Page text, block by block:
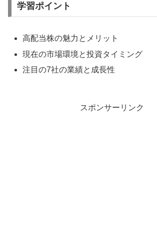
学習ポイント
高配当株の魅力とメリット
現在の市場環境と投資タイミング
注目の7社の業績と成長性
スポンサーリンク